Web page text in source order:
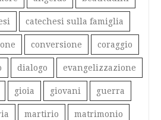
catechesi sulla famiglia
conversione coraggio
dialogo evangelizzazione
gioia giovani guerra
martirio matrimonio